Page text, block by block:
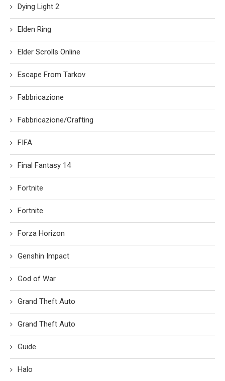
Dying Light 2
Elden Ring
Elder Scrolls Online
Escape From Tarkov
Fabbricazione
Fabbricazione/Crafting
FIFA
Final Fantasy 14
Fortnite
Fortnite
Forza Horizon
Genshin Impact
God of War
Grand Theft Auto
Grand Theft Auto
Guide
Halo